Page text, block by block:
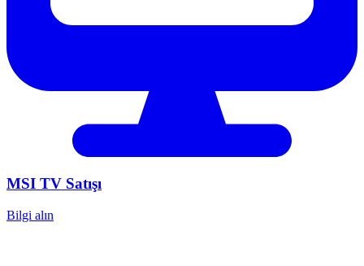
MSI TV Satışı
Bilgi alın